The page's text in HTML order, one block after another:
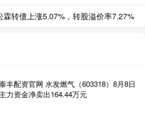
霖转债上涨5.07%，转股溢价率7.27%
丰配资官网 水发燃气（603318）8月8日
主力资金净卖出164.44万元